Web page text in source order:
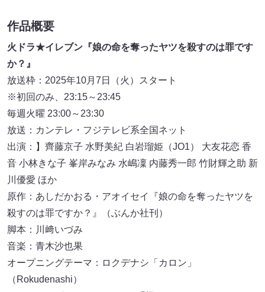
作品概要
火ドラ★イレブン『娘の命を奪ったヤツを殺すのは罪です
か？』
放送枠：2025年10月7日（火）スタート
※初回のみ、23:15～23:45
毎週火曜 23:00～23:30
放送：カンテレ・フジテレビ系全国ネット
出演：】齊藤京子 水野美紀 白岩瑠姫（JO1） 大友花恋 香
音 小林きな子 峯岸みなみ 水嶋凜 内藤秀一郎 竹財輝之助 新
川優愛 ほか
原作：あしだかおる・アオイセイ『娘の命を奪ったヤツを
殺すのは罪ですか？』（ぶんか社刊）
脚本：川﨑いづみ
音楽：青木沙也果
オープニングテーマ：ロクデナシ「カロン」
（Rokudenashi）